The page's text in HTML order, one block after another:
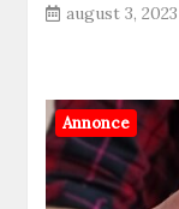
august 3, 2023
Annonce